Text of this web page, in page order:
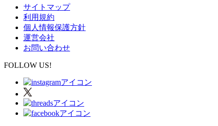
サイトマップ
利用規約
個人情報保護方針
運営会社
お問い合わせ
FOLLOW US!